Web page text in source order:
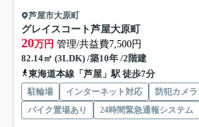
芦屋市大原町
グレイスコート芦屋大原町
20万円 管理/共益費7,500円
82.14㎡ (3LDK) /築10年 /2階建
東海道本線「芦屋」駅 徒歩7分
駐輪場 インターネット対応 防犯カメラ
バイク置場あり
24時間緊急通報システム